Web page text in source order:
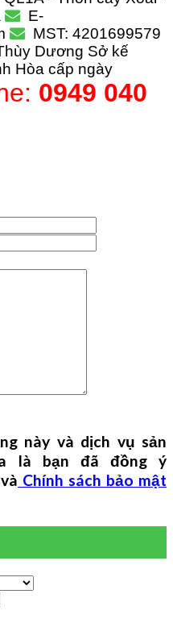
E-
MST: 4201699579
Dương Sở kế
Hòa cấp ngày
0949 040
này và dịch vụ sản
là bạn đã đồng ý
Chính sách bảo mật